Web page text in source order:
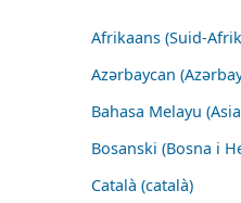
Afrikaans (Suid-
Azərbaycan
Bahasa Melayu
Bosanski (Bosna i
Català (català)